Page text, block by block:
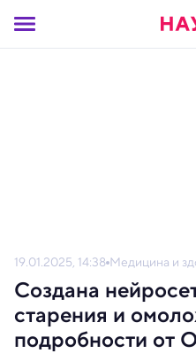
19.01.2025, 14:38 Медицина и
Создана
старения и
подробности от